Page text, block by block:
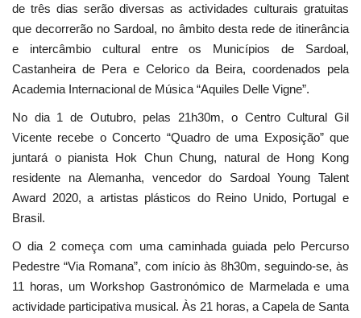
de três dias serão diversas as actividades culturais gratuitas
que decorrerão no Sardoal, no âmbito desta rede de itinerância
e intercâmbio cultural entre os Municípios de Sardoal,
Castanheira de Pera e Celorico da Beira, coordenados pela
Academia Internacional de Música “Aquiles Delle Vigne”.
No dia 1 de Outubro, pelas 21h30m, o Centro Cultural Gil
Vicente recebe o Concerto “Quadro de uma Exposição” que
juntará o pianista Hok Chun Chung, natural de Hong Kong
residente na Alemanha, vencedor do Sardoal Young Talent
Award 2020, a artistas plásticos do Reino Unido, Portugal e
Brasil.
O dia 2 começa com uma caminhada guiada pelo Percurso
Pedestre “Via Romana”, com início às 8h30m, seguindo-se, às
11 horas, um Workshop Gastronómico de Marmelada e uma
actividade participativa musical. Às 21 horas, a Capela de Santa